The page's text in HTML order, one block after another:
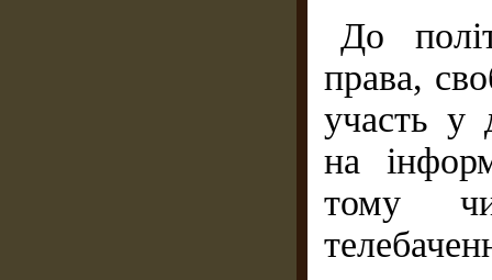
До
права,
участь у
на
тому